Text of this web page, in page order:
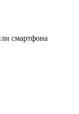
смартфона